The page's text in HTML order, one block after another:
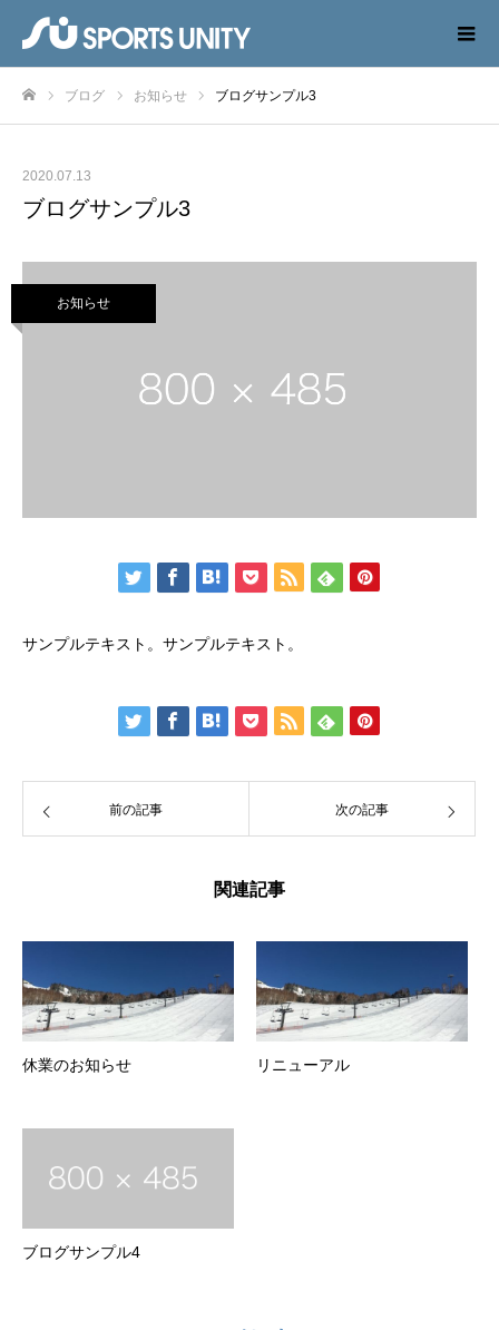
ブログ お知らせ ブログサンプル3
2020.07.13
ブログサンプル3
お知らせ
サンプルテキスト。サンプルテキスト。
前の記事 次の記事
関連記事
休業のお知らせ リニューアル
ブログサンプル4